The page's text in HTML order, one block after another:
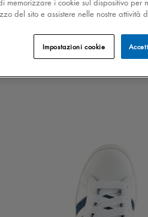
memorizzare i cookie sul dispositivo
del sito e assistere nelle nostre attività
Impostazioni cookie